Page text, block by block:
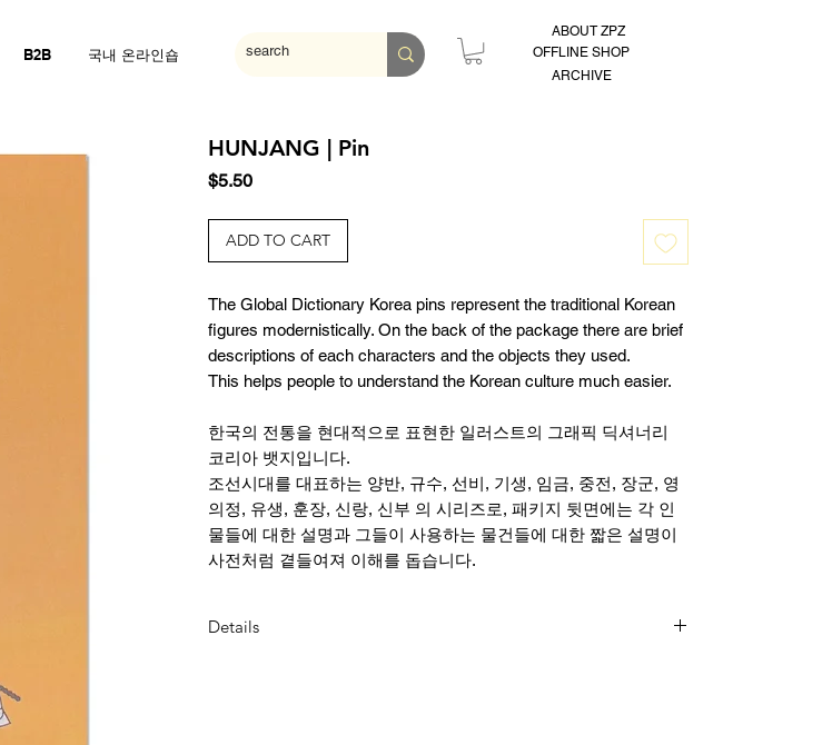
B2B 국내 온라인숍
ABOUT ZPZ
OFFLINE SHOP
ARCHIVE
HUNJANG | Pin
$5.50Price
ADD TO CART
The Global Dictionary Korea pins represent the traditional Korean
figures modernistically. On the back of the package there are brief
descriptions of each characters and the objects they used.
This helps people to understand the Korean culture much easier.
한국의 전통을 현대적으로 표현한 일러스트의 그래픽 딕셔너리
코리아 뱃지입니다.
조선시대를 대표하는 양반, 규수, 선비, 기생, 임금, 중전, 장군, 영
의정, 유생, 훈장, 신랑, 신부 의 시리즈로, 패키지 뒷면에는 각 인
물들에 대한 설명과 그들이 사용하는 물건들에 대한 짧은 설명이
사전처럼 곁들여져 이해를 돕습니다.
Details